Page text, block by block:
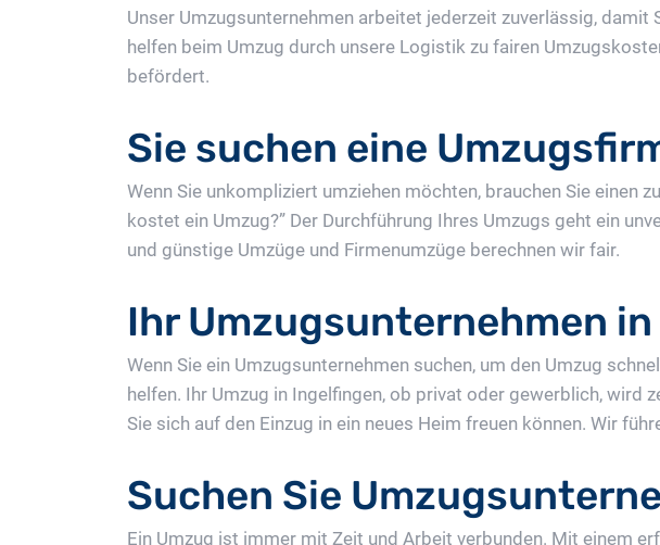
Unser Umzugsunternehmen arbeitet jederzeit zuverlässig,
helfen beim Umzug durch unsere Logistik zu fairen
befördert.
Sie suchen eine
Wenn Sie unkompliziert umziehen möchten, brauchen Sie einen
kostet ein Umzug?” Der Durchführung Ihres Umzugs geht ein
und günstige Umzüge und Firmenumzüge berechnen wir fair.
Ihr Umzugsunternehmen
Wenn Sie ein Umzugsunternehmen suchen, um den Umzug
helfen. Ihr Umzug in Ingelfingen, ob privat oder gewerblich, wird
Sie sich auf den Einzug in ein neues Heim freuen können. Wir
Suchen Sie
Ein Umzug ist immer mit Zeit und Arbeit verbunden. Mit einem